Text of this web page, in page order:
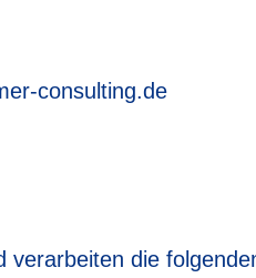
consulting.de
verarbeiten die